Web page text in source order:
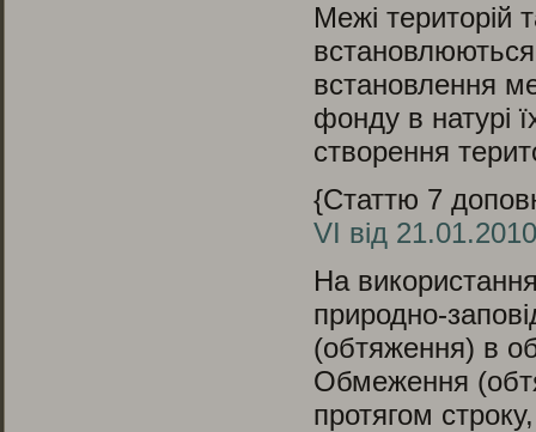
Межі територій
встановлюються
встановлення
фонду в натурі
створення
{Статтю 7
VI від 21.01.2010
На
природно-
(обтяження) в
Обмеження
протягом